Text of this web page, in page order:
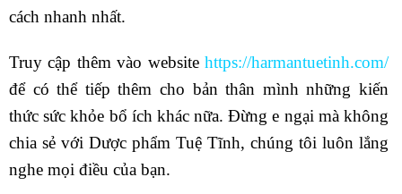
cách nhanh nhất.
Truy cập thêm vào website https://harmantuetinh.com/
để có thể tiếp thêm cho bản thân mình những kiến
thức sức khỏe bổ ích khác nữa.Đừng e ngại mà không
chia sẻ với Dược phẩm Tuệ Tĩnh, chúng tôi luôn lắng
nghe mọi điều của bạn.